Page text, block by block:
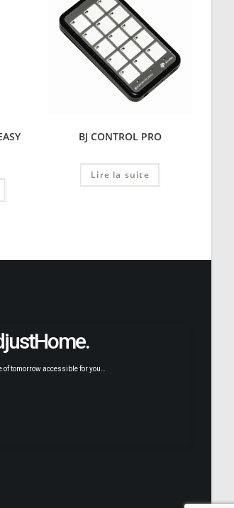
BJ CONTROL PRO
Lire la suite
of tomorrow accessible for you…